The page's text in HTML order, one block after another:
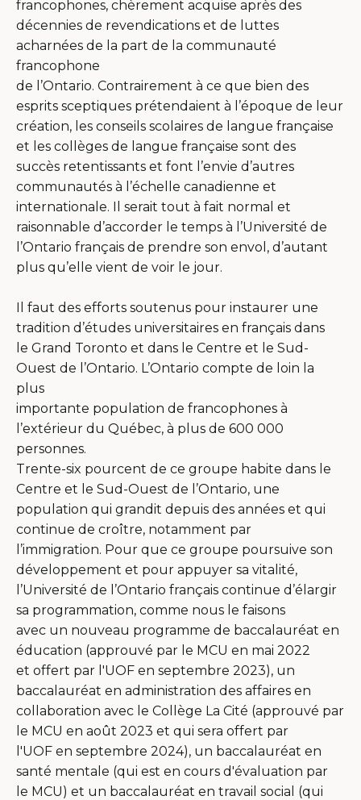
francophones, chèrement acquise après des
décennies de revendications et de luttes
acharnées de la part de la communauté
francophone
de l’Ontario. Contrairement à ce que bien des
esprits sceptiques prétendaient à l’époque de leur
création, les conseils scolaires de langue française
et les collèges de langue française sont des
succès retentissants et font l’envie d’autres
communautés à l’échelle canadienne et
internationale. Il serait tout à fait normal et
raisonnable d’accorder le temps à l’Université de
l’Ontario français de prendre son envol, d’autant
plus qu’elle vient de voir le jour.
Il faut des efforts soutenus pour instaurer une
tradition d’études universitaires en français dans
le Grand Toronto et dans le Centre et le Sud-
Ouest de l’Ontario. L’Ontario compte de loin la
plus
importante population de francophones à
l’extérieur du Québec, à plus de 600 000
personnes.
Trente-six pourcent de ce groupe habite dans le
Centre et le Sud-Ouest de l’Ontario, une
population qui grandit depuis des années et qui
continue de croître, notamment par
l’immigration. Pour que ce groupe poursuive son
développement et pour appuyer sa vitalité,
l’Université de l’Ontario français continue d’élargir
sa programmation, comme nous le faisons
avec un nouveau programme de baccalauréat en
éducation (approuvé par le MCU en mai 2022
et offert par l'UOF en septembre 2023), un
baccalauréat en administration des affaires en
collaboration avec le Collège La Cité (approuvé par
le MCU en août 2023 et qui sera offert par
l'UOF en septembre 2024), un baccalauréat en
santé mentale (qui est en cours d'évaluation par
le MCU) et un baccalauréat en travail social (qui